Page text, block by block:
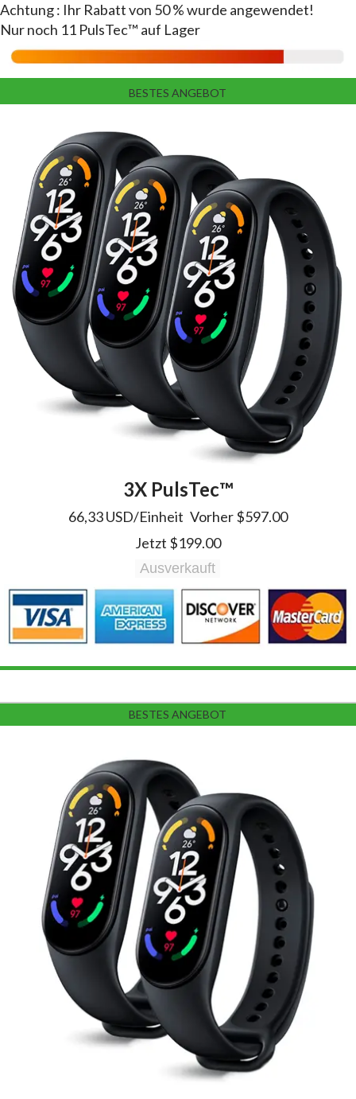
Achtung: Ihr Rabattvon 50 %wurde angewendet!
Nur noch 11 PulsTec™️ auf Lager
BESTES ANGEBOT
3X PulsTec™️
66,33 USD/Einheit Vorher$597.00
Jetzt $199.00
Ausverkauft
BESTES ANGEBOT